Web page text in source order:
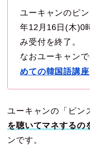
ユーキャンのピ
年12月16日(木)0
み受付を終了。
なおユーキャン
めての韓国語講座
ユーキャンの「ピン
を聴いてマネするの
ンです。